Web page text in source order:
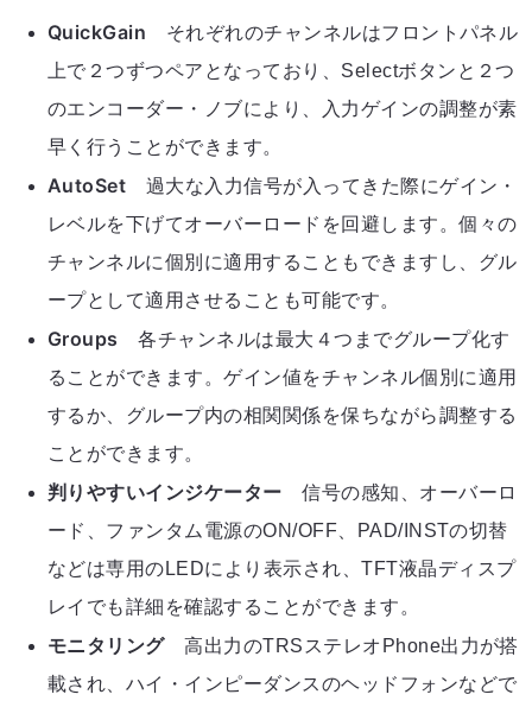
QuickGain それぞれのチャンネルはフロントパネル
上で２つずつペアとなっており、Selectボタンと２つ
のエンコーダー・ノブにより、入力ゲインの調整が素
早く行うことができます。
AutoSet 過大な入力信号が入ってきた際にゲイン・
レベルを下げてオーバーロードを回避します。個々の
チャンネルに個別に適用することもできますし、グル
ープとして適用させることも可能です。
Groups
各チャンネルは最大４つまでグループ化す
ることができます。ゲイン値をチャンネル個別に適用
するか、グループ内の相関関係を保ちながら調整する
ことができます。
判りやすいインジケーター 信号の感知、オーバーロ
ード、ファンタム電源のON/OFF、PAD/INSTの切替
などは専用のLEDにより表示され、TFT液晶ディスプ
レイでも詳細を確認することができます。
モニタリング高出力のTRSステレオPhone出力が搭
載され、ハイ・インピーダンスのヘッドフォンなどで